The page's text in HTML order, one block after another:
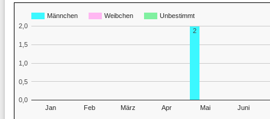
Männchen Weibchen Unbestimmt
Jan Feb März Apr Mai Juni
0,0
0,5
1,0
1,5
2,0
2